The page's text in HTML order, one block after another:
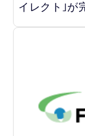
イレクト｣が